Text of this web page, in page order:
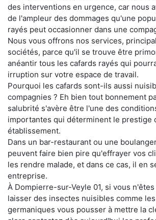
des interventions en urgence, car nous
de l'ampleur des dommages qu'une
rayés peut occasionner dans une
Nous vous offrons nos services,
sociétés, parce qu'il se trouve être
anéantir tous les cafards rayés qui
irruption sur votre espace de travail.
Pourquoi les cafards sont-ils aussi
compagnies ? Eh bien tout bonnement
salubrité s'avère être l'une des
importantes qui déterminent le prestige
établissement.
Dans un bar-restaurant ou une
peuvent faire bien pire qu'effrayer vos
les rendre malade, et dans ce cas, il en
entreprise.
À Dompierre-sur-Veyle 01, si vous
laisser des insectes nuisibles comme
germaniques vous pousser à mettre la